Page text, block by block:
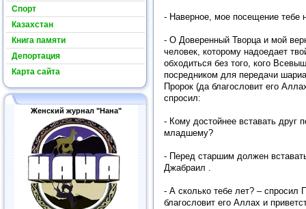
Спорт
Казахстан
Книга памяти
Депортация
Карта сайта
Женский журнал "Нана"
- Наверное, мое посещение тебе
- О Доверенный Творца и мой
человек, которому надоедает
обходиться без того, кого
посредником для передачи
Пророк (да благословит его
спросил:
- Кому достойнее вставать друг
младшему?
- Перед старшим должен
Джабраил .
- А сколько тебе лет? – спросил
благословит его Аллах и